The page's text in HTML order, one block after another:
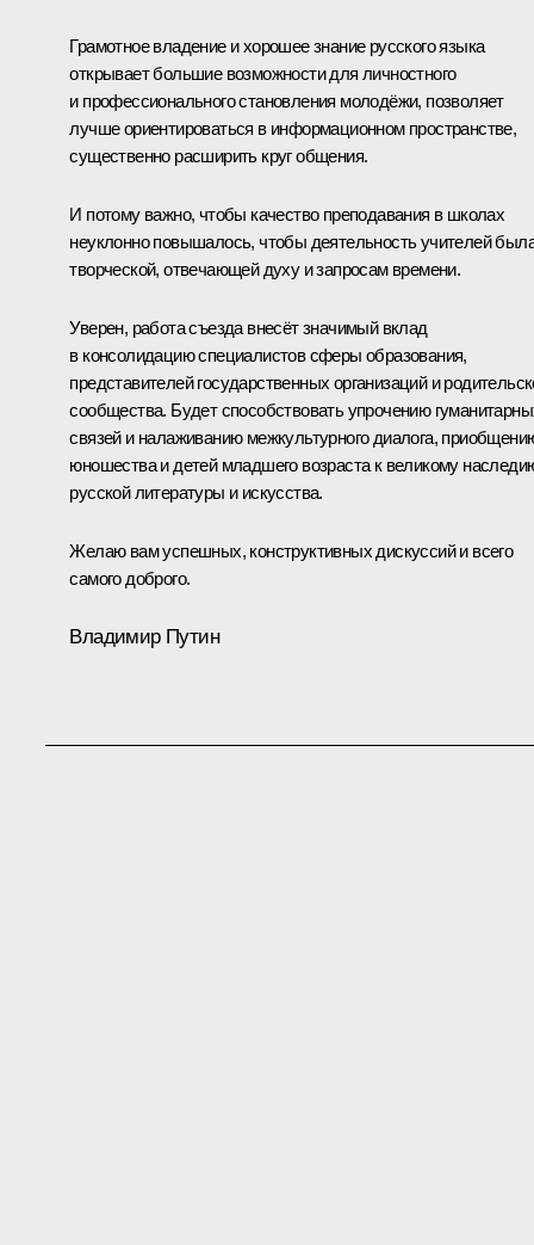
Грамотное владение и хорошее знание русского языка
открывает большие возможности для личностного
и профессионального становления молодёжи, позволяет
лучше ориентироваться в информационном пространстве,
существенно расширить круг общения.
И потому важно, чтобы качество преподавания в школах
неуклонно повышалось, чтобы деятельность учителей
творческой, отвечающей духу и запросам времени.
Уверен, работа съезда внесёт значимый вклад
в консолидацию специалистов сферы образования,
представителей государственных организаций и
сообщества. Будет способствовать упрочению
связей и налаживанию межкультурного диалога,
юношества и детей младшего возраста к великому
русской литературы и искусства.
Желаю вам успешных, конструктивных дискуссий и всего
самого доброго.
Владимир Путин